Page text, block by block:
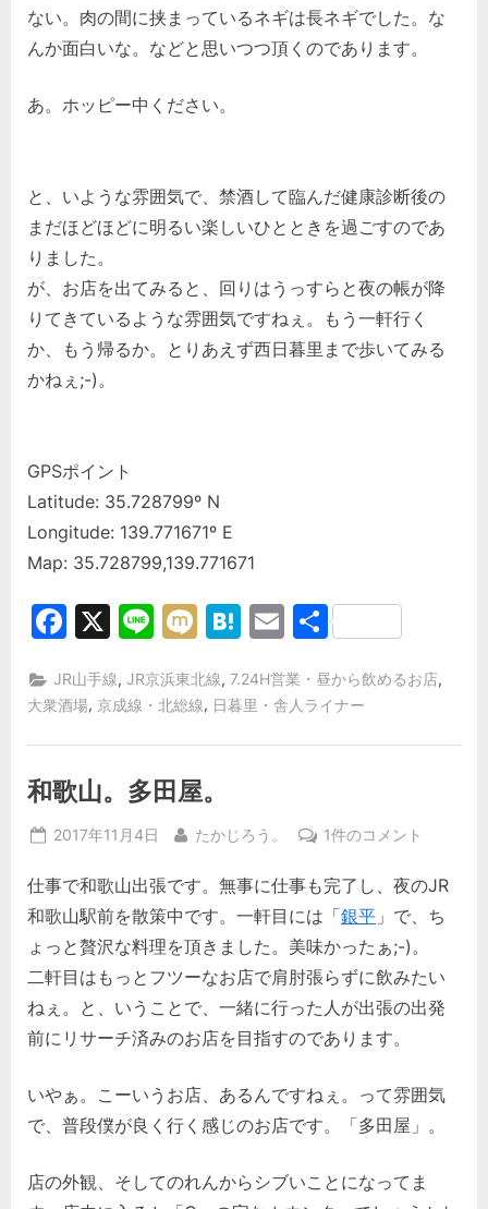
ない。肉の間に挟まっているネギは長ネギでした。な
んか面白いな。などと思いつつ頂くのであります。
あ。ホッピー中ください。
と、いような雰囲気で、禁酒して臨んだ健康診断後の
まだほどほどに明るい楽しいひとときを過ごすのであ
りました。
が、お店を出てみると、回りはうっすらと夜の帳が降
りてきているような雰囲気ですねぇ。もう一軒行く
か、もう帰るか。とりあえず西日暮里まで歩いてみる
かねぇ;-)。
GPSポイント
Latitude: 35.728799º N
Longitude: 139.771671º E
Map: 35.728799,139.771671
Facebook
X LineMixiHatena
Email
共
JR山手線,JR京浜東北線,7.24H営業・昼から飲めるお店,
大衆酒場, 京成線・北総線, 日暮里・舎人ライナー
和歌山。多田屋。
Posted
2017年11月4日 By
たかじろう。
和
山。
多
屋。
へ
の
1件のコメント
仕事で和歌山出張です。無事に仕事も完了し、夜のJR
和歌山駅前を散策中です。一軒目には「銀平 」で、ち
ょっと贅沢な料理を頂きました。美味かったぁ;-)。
二軒目はもっとフツーなお店で肩肘張らずに飲みたい
ねぇ。と、いうことで、一緒に行った人が出張の出発
前にリサーチ済みのお店を目指すのであります。
いやぁ。こーいうお店、あるんですねぇ。って雰囲気
で、普段僕が良く行く感じのお店です。「多田屋」。
店の外観、そしてのれんからシブいことになってま